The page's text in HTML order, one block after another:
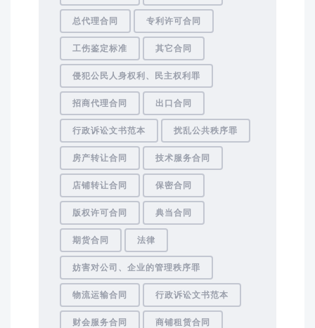
总代理合同 专利许可合同
工伤鉴定标准 其它合同
侵犯公民人身权利、民主权利罪
招商代理合同 出口合同
行政诉讼文书范本 扰乱公共秩序罪
房产转让合同 技术服务合同
店铺转让合同 保密合同
版权许可合同 典当合同
期货合同 法律
妨害对公司、企业的管理秩序罪
物流运输合同 行政诉讼文书范本
财会服务合同 商铺租赁合同